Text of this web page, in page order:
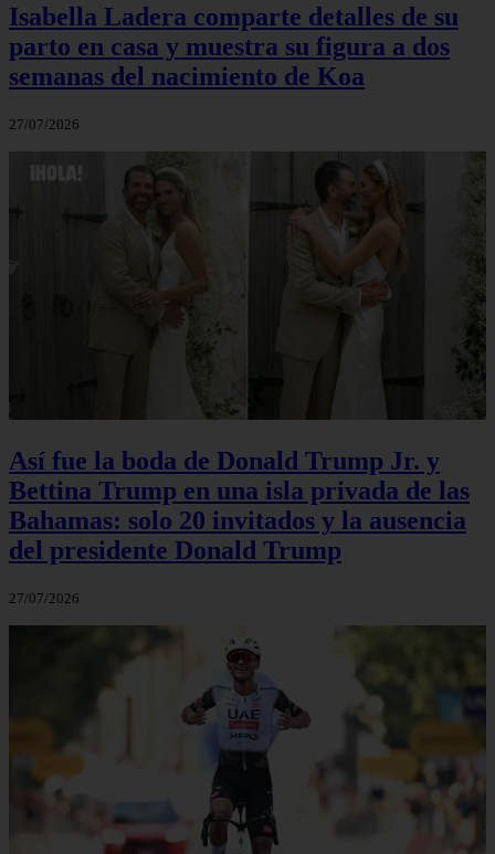
Isabella Ladera comparte detalles de su
parto en casa y muestra su figura a dos
semanas del nacimiento de Koa
27/07/2026
Así fue la boda de Donald Trump Jr. y
Bettina Trump en una isla privada de las
Bahamas: solo 20 invitados y la ausencia
del presidente Donald Trump
27/07/2026